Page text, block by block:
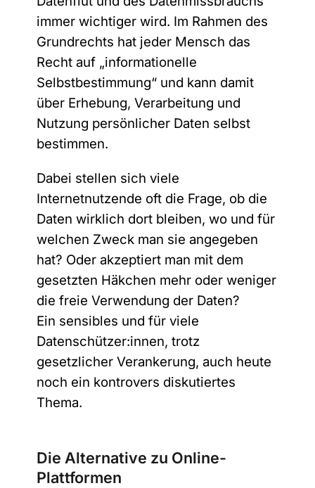
immer wichtiger wird. Im Rahmen des
Grundrechts hat jeder Mensch das
Recht auf „informationelle
Selbstbestimmung“ und kann damit
über Erhebung, Verarbeitung und
Nutzung persönlicher Daten selbst
bestimmen.
Dabei stellen sich viele
Internetnutzende oft die Frage, ob die
Daten wirklich dort bleiben, wo und für
welchen Zweck man sie angegeben
hat? Oder akzeptiert man mit dem
gesetzten Häkchen mehr oder weniger
die freie Verwendung der Daten?
Ein sensibles und für viele
Datenschützer:innen, trotz
gesetzlicher Verankerung, auch heute
noch ein kontrovers diskutiertes
Thema.
Die Alternative zu Online-
Plattformen